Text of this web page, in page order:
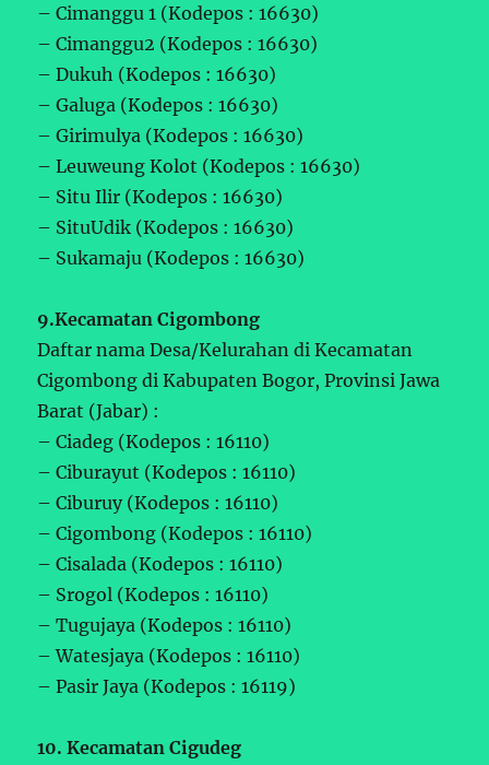
– Cimanggu 1 (Kodepos : 16630)
– Cimanggu2 (Kodepos : 16630)
– Dukuh (Kodepos : 16630)
– Galuga (Kodepos : 16630)
– Girimulya (Kodepos : 16630)
– Leuweung Kolot (Kodepos : 16630)
– Situ Ilir (Kodepos : 16630)
– SituUdik (Kodepos : 16630)
– Sukamaju (Kodepos : 16630)
9.Kecamatan Cigombong
Daftar nama Desa/Kelurahan di Kecamatan
Cigombong di Kabupaten Bogor, Provinsi Jawa
Barat (Jabar) :
– Ciadeg (Kodepos : 16110)
– Ciburayut (Kodepos : 16110)
– Ciburuy (Kodepos : 16110)
– Cigombong (Kodepos : 16110)
– Cisalada (Kodepos : 16110)
– Srogol (Kodepos : 16110)
– Tugujaya (Kodepos : 16110)
– Watesjaya (Kodepos : 16110)
– Pasir Jaya (Kodepos : 16119)
10. Kecamatan Cigudeg